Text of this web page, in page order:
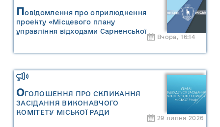
Повідомлення про оприлюднення
проекту «Місцевого плану
управління відходами Сарненської
міської територіальної громади» та
управління відходами Сарненської
міської територіальної громади»
Вчора, 16:14
ОГОЛОШЕННЯ ПРО СКЛИКАННЯ
ЗАСІДАННЯ ВИКОНАВЧОГО
КОМІТЕТУ МІСЬКОЇ РАДИ
29 липня 2026